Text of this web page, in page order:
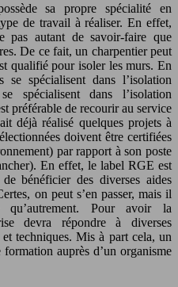
sa propre spécialité en
de travail à réaliser. En effet,
pas autant de savoir-faire que
De ce fait, un charpentier peut
qualifié pour isoler les murs. En
se spécialisent dans l’isolation
spécialisent dans l’isolation
préférable de recourir au service
déjà réalisé quelques projets à
doivent être certifiées
par rapport à son poste
En effet, le label RGE est
bénéficier des diverses aides
on peut s’en passer, mais il
Pour avoir la
devra répondre à diverses
techniques. Mis à part cela, un
auprès d’un organisme